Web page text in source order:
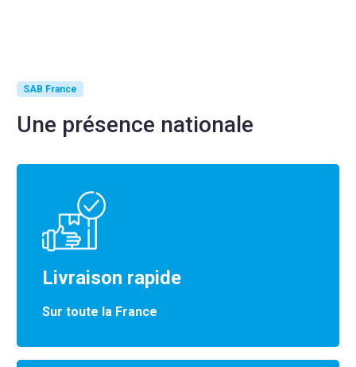
SAB France
Une présence nationale
Livraison rapide
Sur toute la France